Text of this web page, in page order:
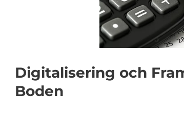
Digitalisering och
Boden